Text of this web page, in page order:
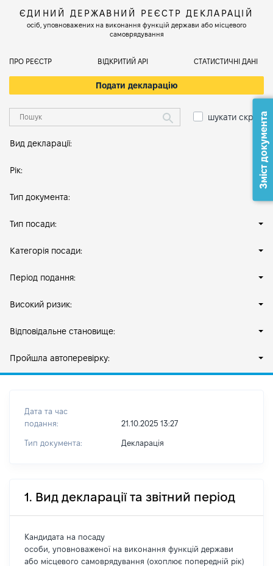
ЄДИНИЙ ДЕРЖАВНИЙ РЕЄСТР ДЕКЛАРАЦІЙ
осіб, уповноважених на виконання функцій держави або місцевого
самоврядування
ПРО РЕЄСТР ВІДКРИТИЙ АРІ СТАТИСТИЧНІ ДАНІ
Подати декларацію
шукати скрізь
Вид декларації:
Рік:
Тип документа:
Тип посади:
Категорія посади:
Період подання:
Високий ризик:
Відповідальне становище:
Пройшла автоперевірку:
Дата та час
подання:
21.10.2025 13:27
Тип документа: Декларація
1. Вид декларації та звітний період
Кандидата на посаду
особи, уповноваженої на виконання функцій держави
або місцевого самоврядування (охоплює попередній рік)
Зміст документа